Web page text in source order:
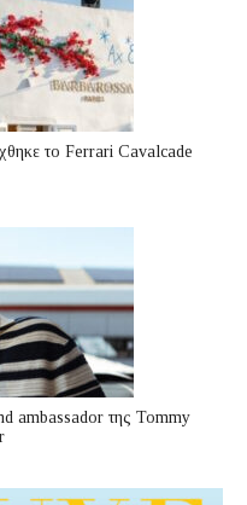
το Ferrari Cavalcade
ambassador της Tommy